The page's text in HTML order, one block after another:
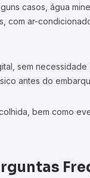
casos, água
com ar-
sem
antes do
bem como